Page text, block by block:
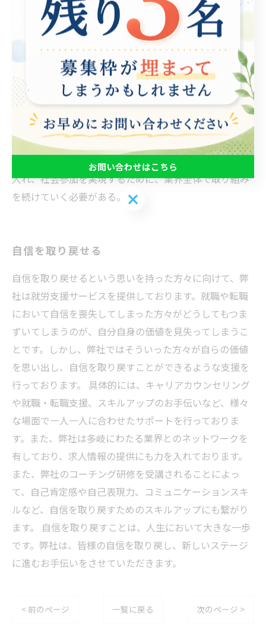
スが存在する。そのため、就労支援機関や関連企業に
は、専門性が求められることも多い。また、社会のニー
ズに応えるため、政府や自治体からの支援も充実してい
る。 一方で、就労支援には課題もある。ニーズに合わせ
た適切な支援を提供するためには、施設やサービスの充
実が欠かせない。しかし、業界内の人材不足や財政難な
どの問題もあり、課題解決に向けた努力が求められてい
る。 今後も、就労支援業界には需要があることが予測さ
れる。より多くの人々が、自分に合った就労機会を手に
入れ、社会参加を実現するために、業界全体で取り組み
を続けていく必要がある。
自信を取り戻せる
自信を取り戻せるという思いを持った方々に向けて、弊
社は就労支援サービスを提供しております。就職や転職
において自信を喪失してしまった方々がどうしてもつま
ずいてしまうのが、自分自身の価値を見失ってしまうこ
とです。しかし、弊社ではそういった方々が自らの価値
を思い出し、自信を取り戻すことができるような支援を
行っております。 具体的には、キャリアカウンセリング
や就職・転職支援、スキルアップのお手伝いなど、様々
な場面で一人一人に合わせたサポートを行っておりま
す。また、弊社は多岐にわたる業界とのネットワークを
有しており、求人情報の提供にも力を入れております。
また、弊社のコーチング研修を受講されることによっ
て、自己肯定感や自己表現力、コミュニケーションスキ
ルなど、自信を取り戻すためのスキルアップにも繋がり
ます。 自信を取り戻すことは、人生において大きな一歩
です。弊社は、皆様の自信を取り戻し、新しいステージ
に進むお手伝いをさせていただきます。
< 前のページ 一覧に戻る 次のページ >
お問い合わせはこちら
お問い合わせはこちら